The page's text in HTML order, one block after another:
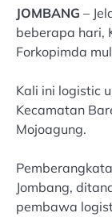
JOMBANG –
beberapa hari,
Forkopimda
Kali ini logistic
Kecamatan
Mojoagung.
Jombang,
pembawa